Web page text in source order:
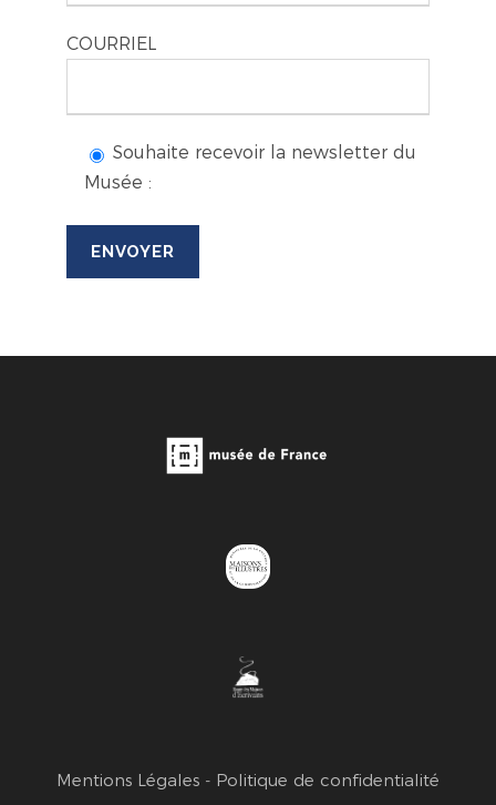
COURRIEL
Souhaite recevoir la newsletter du
Musée :
Mentions Légales - Politique de confidentialité